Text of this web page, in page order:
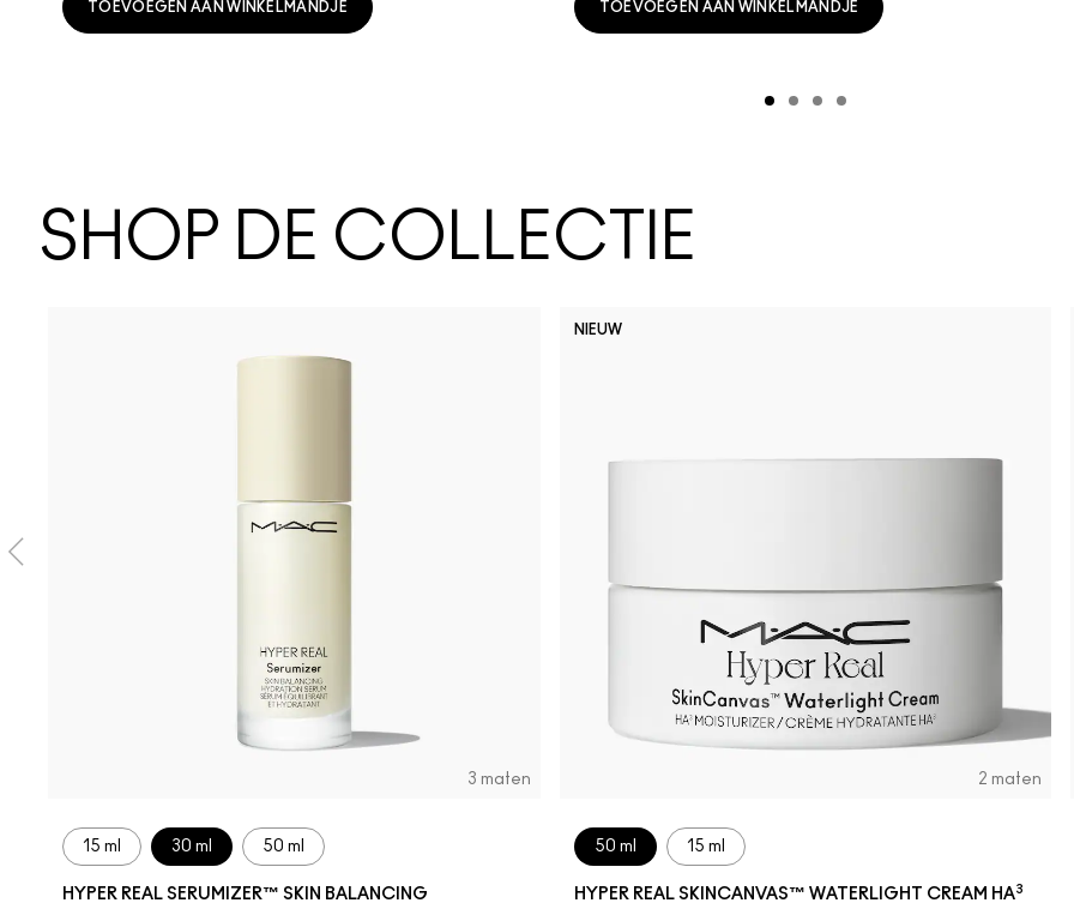
TOEVOEGEN AAN WINKELMANDJE TOEVOEGEN AAN WINKELMANDJE
SHOP DE COLLECTIE
3 maten
15 ml 30 ml 50 ml
HYPER REAL SERUMIZER™ SKIN BALANCING
NIEUW
2 maten
50 ml 15 ml
HYPER REAL SKINCANVAS™ WATERLIGHT CREAM HA3